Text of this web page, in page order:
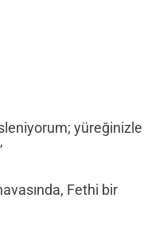
yüreğinizle
Fethi bir